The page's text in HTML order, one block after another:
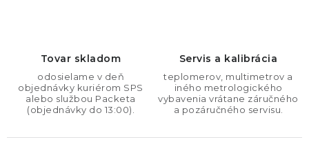
Tovar skladom
odosielame v deň
objednávky kuriérom SPS
alebo službou Packeta
(objednávky do 13:00).
Servis a kalibrácia
teplomerov, multimetrov a
iného metrologického
vybavenia vrátane záručného
a pozáručného servisu.